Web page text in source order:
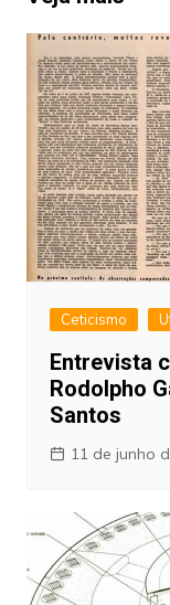
Ceticismo
Entrevista
Rodolpho
Santos
11 de junho